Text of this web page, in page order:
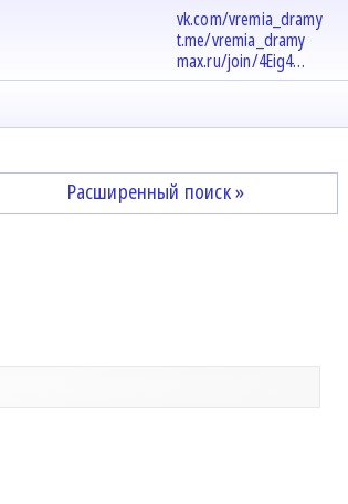
vk.com/vremia_dramy
t.me/vremia_dramy
max.ru/join/4Eig4…
Расширенный поиск »